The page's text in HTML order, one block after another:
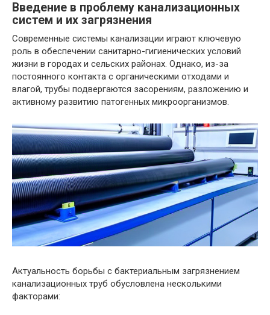
Введение в проблему канализационных
систем и их загрязнения
Современные системы канализации играют ключевую
роль в обеспечении санитарно-гигиенических условий
жизни в городах и сельских районах. Однако, из-за
постоянного контакта с органическими отходами и
влагой, трубы подвергаются засорениям, разложению и
активному развитию патогенных микроорганизмов.
Актуальность борьбы с бактериальным загрязнением
канализационных труб обусловлена несколькими
факторами: